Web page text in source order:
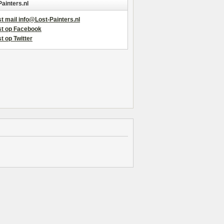
mail info@Lost-Painters.nl
op Facebook
op Twitter